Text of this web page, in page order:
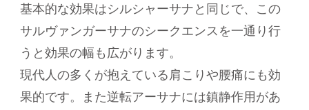
基本的な効果はシルシャーサナと同じで、この
サルヴァンガーサナのシークエンスを一通り行
うと効果の幅も広がります。
現代人の多くが抱えている肩こりや腰痛にも効
果的です。また逆転アーサナには鎮静作用があ